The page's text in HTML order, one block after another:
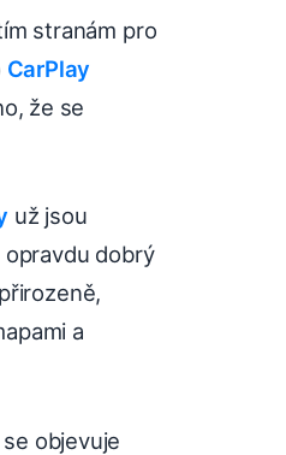
stranám pro
CarPlay
že se
už jsou
opravdu dobrý
a
objevuje